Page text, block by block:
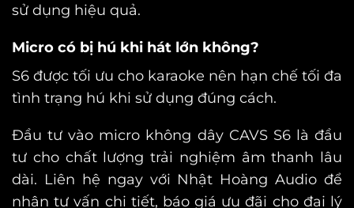
sử dụng hiệu quả.
Micro có bị hú khi hát lớn không?
S6 được tối ưu cho karaoke nên hạn chế tối đa
tình trạng hú khi sử dụng đúng cách.
Đầu tư vào micro không dây CAVS S6 là đầu
tư cho chất lượng trải nghiệm âm thanh lâu
dài. Liên hệ ngay với Nhật Hoàng Audio để
nhận tư vấn chi tiết, báo giá ưu đãi cho đại lý